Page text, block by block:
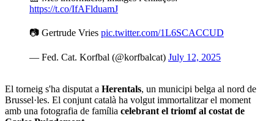
https://t.co/IfAFlduamJ
📷 Gertrude Vries pic.twitter.com/1L6SCACCUD
— Fed. Cat. Korfbal (@korfbalcat) July 12, 2025
El torneig s'ha disputat a Herentals, un municipi belga al nord de
Brussel·les. El conjunt català ha volgut immortalitzar el moment
amb una fotografia de família celebrant el triomf al costat de